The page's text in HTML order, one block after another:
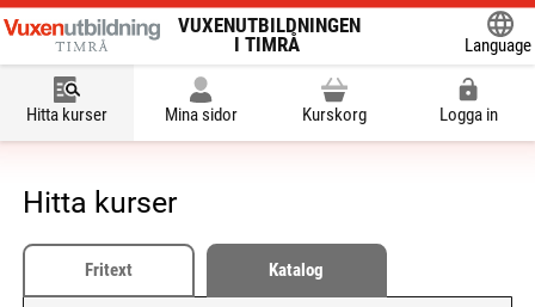
VUXENUTBILDNINGEN
I TIMRÅ
Language
Hitta kurser Mina sidor Kurskorg Logga in
Hitta kurser
Fritext Katalog